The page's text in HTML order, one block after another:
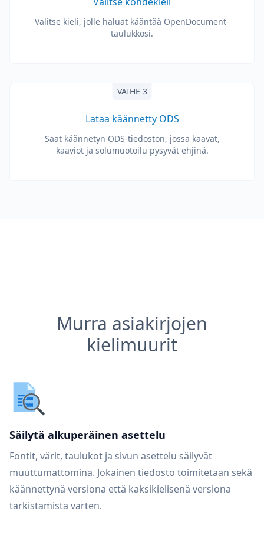
Valitse kieli, jolle haluat kääntää OpenDocument-
taulukkosi.
VAIHE 3
Lataa käännetty ODS
Saat käännetyn ODS-tiedoston, jossa kaavat,
kaaviot ja solumuotoilu pysyvät ehjinä.
Murra asiakirjojen
kielimuurit
Säilytä alkuperäinen asettelu
Fontit, värit, taulukot ja sivun asettelu säilyvät
muuttumattomina. Jokainen tiedosto toimitetaan sekä
käännettynä versiona että kaksikielisenä versiona
tarkistamista varten.